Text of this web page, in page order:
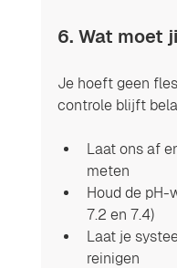
6. Wat moet
Je hoeft geen
controle blijft
Laat ons af
meten
Houd de pH-
7.2 en 7.4)
Laat je
reinigen